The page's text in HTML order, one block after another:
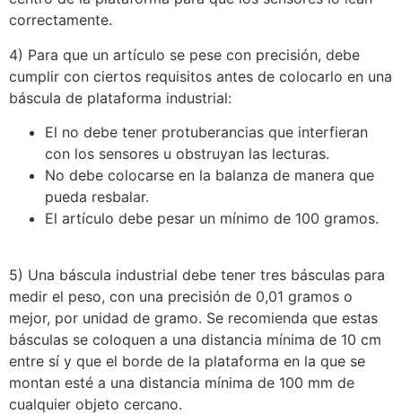
correctamente.
4) Para que un artículo se pese con precisión, debe
cumplir con ciertos requisitos antes de colocarlo en una
báscula de plataforma industrial:
El no debe tener protuberancias que interfieran
con los sensores u obstruyan las lecturas.
No debe colocarse en la balanza de manera que
pueda resbalar.
El artículo debe pesar un mínimo de 100 gramos.
5) Una báscula industrial debe tener tres básculas para
medir el peso, con una precisión de 0,01 gramos o
mejor, por unidad de gramo. Se recomienda que estas
básculas se coloquen a una distancia mínima de 10 cm
entre sí y que el borde de la plataforma en la que se
montan esté a una distancia mínima de 100 mm de
cualquier objeto cercano.